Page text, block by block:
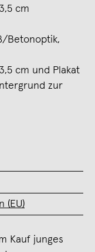
cm
Betonoptik,
cm und Plakat
zur
(EU)
Kauf junges